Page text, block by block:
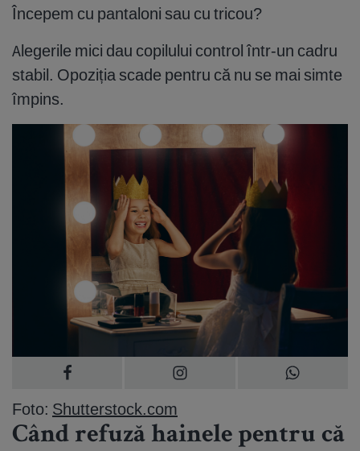
Începem cu pantaloni sau cu tricou?
Alegerile mici dau copilului control într-un cadru
stabil. Opoziția scade pentru că nu se mai simte
împins.
Foto: Shutterstock.com
Când refuză hainele pentru că